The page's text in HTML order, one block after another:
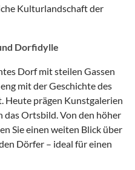
Kulturlandschaft der
Dorfidylle
Dorf mit steilen Gassen
mit der Geschichte des
Heute prägen Kunstgalerien
Ortsbild. Von den höher
Sie einen weiten Blick über
Dörfer – ideal für einen